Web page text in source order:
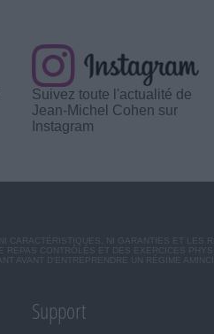
Suivez toute l'actualité de
Jean-Michel Cohen sur
Instagram
NI GARANTIES ET LES
CONTRÔLÉS ET DES EXERCICES
AVANT D'ENTREPRENDRE UN RÉGIME
Support